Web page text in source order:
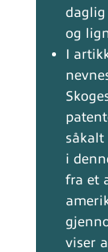
og
I
såkalt
i
fra et
viser